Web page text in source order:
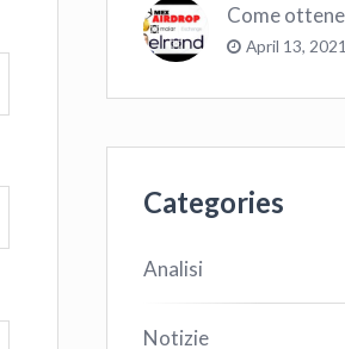
April 13, 2021
Categories
Analisi
Notizie